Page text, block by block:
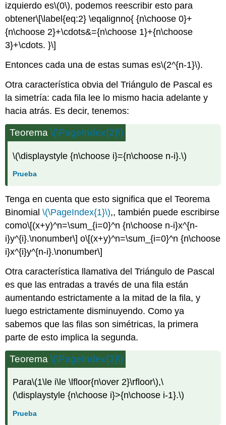
izquierdo es\(0\), podemos reescribir esto para
obtener\[\label{eq:2} \eqalignno{ {n\choose 0}+
{n\choose 2}+\cdots&={n\choose 1}+{n\choose
3}+\cdots. }\]
Entonces cada una de estas sumas es\(2^{n-1}\).
Otra característica obvia del Triángulo de Pascal es
la simetría: cada fila lee lo mismo hacia adelante y
hacia atrás. Es decir, tenemos:
Teorema\(\PageIndex{2}\)
\(\displaystyle {n\choose i}={n\choose n-i}.\)
Prueba
Tenga en cuenta que esto significa que el Teorema
Binomial\(\PageIndex{1}\),, también puede escribirse
como\[(x+y)^n=\sum_{i=0}^n {n\choose n-i}x^{n-
i}y^{i}.\nonumber\] o\[(x+y)^n=\sum_{i=0}^n {n\choose
i}x^{i}y^{n-i}.\nonumber\]
Otra característica llamativa del Triángulo de Pascal
es que las entradas a través de una fila están
aumentando estrictamente a la mitad de la fila, y
luego estrictamente disminuyendo. Como ya
sabemos que las filas son simétricas, la primera
parte de esto implica la segunda.
Teorema\(\PageIndex{3}\)
Para\(1\le i\le \lfloor{n\over 2}\rfloor\),\
(\displaystyle {n\choose i}>{n\choose i-1}.\)
Prueba